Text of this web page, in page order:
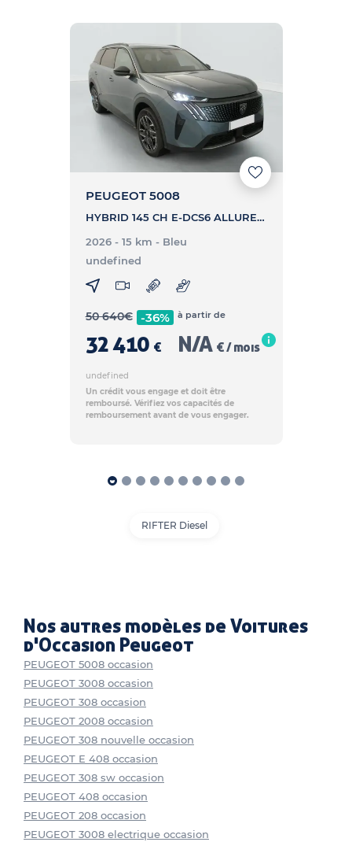
PEUGEOT 5008
HYBRID 145 CH E-DCS6 ALLURE - 5008 HYBRID 145 CH E-DCS6 ALLURE
2026 - 15 km - Bleu
undefined
50 640€ -36%
32 410 €
à partir de
N/A € / mois
undefined
Un crédit vous engage et doit être
remboursé. Vérifiez vos capacités de
remboursement avant de vous engager.
RIFTER Diesel
Nos autres modèles de Voitures
d'Occasion Peugeot
PEUGEOT 5008 occasion
PEUGEOT 3008 occasion
PEUGEOT 308 occasion
PEUGEOT 2008 occasion
PEUGEOT 308 nouvelle occasion
PEUGEOT E 408 occasion
PEUGEOT 308 sw occasion
PEUGEOT 408 occasion
PEUGEOT 208 occasion
PEUGEOT 3008 electrique occasion